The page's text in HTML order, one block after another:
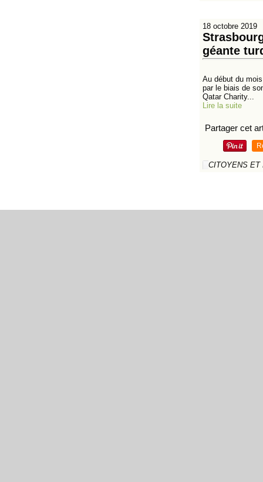
18 octobre 2019
géante
Au début du
par le biais de
Qatar Charity...
Lire la suite
Partager cet
CITOYENS ET